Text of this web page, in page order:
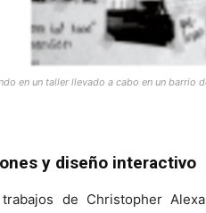
en un taller llevado a cabo en un
y diseño interactivo
de Christopher